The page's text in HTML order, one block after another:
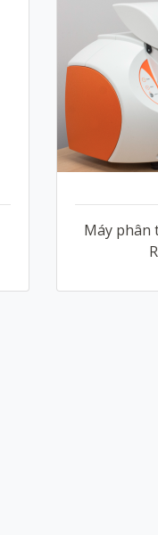
Máy phân